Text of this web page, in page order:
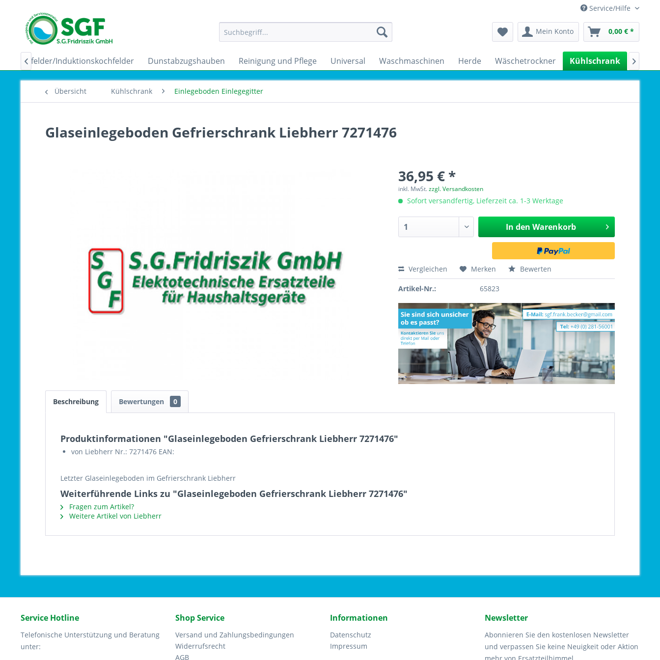
Service/Hilfe
Mein Konto 0,00 € *
Ceranfelder/Induktionskochfelder Dunstabzugshauben Reinigung und Pflege Universal Waschmaschinen Herde Wäschetrockner Kühlschrank
 
Übersicht Kühlschrank Einlegeboden Einlegegitter
Glaseinlegeboden Gefrierschrank Liebherr 7271476
36,95 € *
inkl. MwSt.zzgl. Versandkosten
Sofort versandfertig, Lieferzeit ca. 1-3 Werktage
In den Warenkorb
Vergleichen Merken Bewerten
Artikel-Nr.: 65823
Beschreibung Bewertungen 0
Produktinformationen "Glaseinlegeboden Gefrierschrank Liebherr 7271476"
von Liebherr Nr.: 7271476 EAN:
Letzter Glaseinlegeboden im Gefrierschrank Liebherr
Weiterführende Links zu "Glaseinlegeboden Gefrierschrank Liebherr 7271476"
Fragen zum Artikel?
Weitere Artikel von Liebherr
Service Hotline
Telefonische Unterstützung und Beratung
unter:
Shop Service
Versand und Zahlungsbedingungen
Widerrufsrecht
AGB
Informationen
Datenschutz
Impressum
Newsletter
Abonnieren Sie den kostenlosen Newsletter
und verpassen Sie keine Neuigkeit oder Aktion